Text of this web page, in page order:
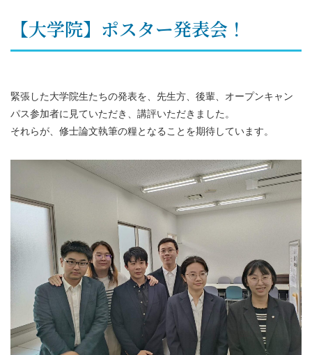
【大学院】ポスター発表会！
緊張した大学院生たちの発表を、先生方、後輩、オープンキャン
パス参加者に見ていただき、講評いただきました。
それらが、修士論文執筆の糧となることを期待しています。